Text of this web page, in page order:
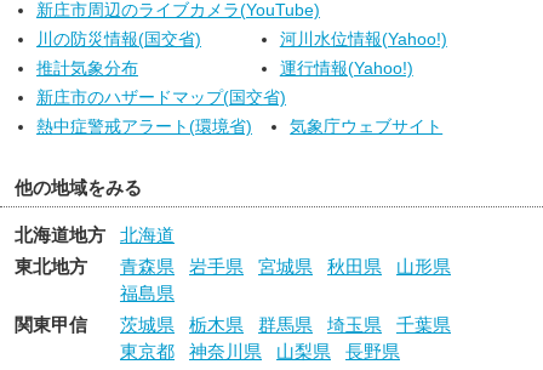
新庄市周辺のライブカメラ(YouTube)
川の防災情報(国交省)
河川水位情報(Yahoo!)
推計気象分布
運行情報(Yahoo!)
新庄市のハザードマップ(国交省)
熱中症警戒アラート(環境省)
気象庁ウェブサイト
他の地域をみる
北海道地方
北海道
東北地方
青森県 岩手県 宮城県 秋田県
山形県
福島県
関東甲信
茨城県 栃木県 群馬県 埼玉県
千葉県
東京都
神奈川県 山梨県
長野県